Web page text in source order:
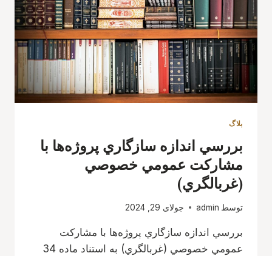
بلاگ
بررسي اندازه سازگاري پروژه‌ها با
مشاركت عمومي خصوصي
(غربالگري)
توسط admin جولای 29, 2024
بررسي اندازه سازگاري پروژه‌ها با مشاركت
عمومي خصوصي (غربالگري) به استناد ماده 34